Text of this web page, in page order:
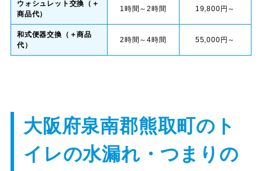
ウォシュレット交換（＋
商品代）
1時間～2時間 19,800円～
和式便器交換（＋商品
代）
2時間～4時間 55,000円～
大阪府泉南郡熊取町のト
イレの水漏れ・つまりの